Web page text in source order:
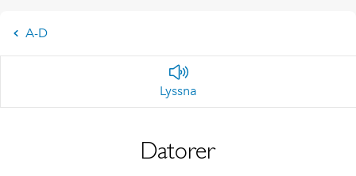
A-D
Lyssna
Datorer